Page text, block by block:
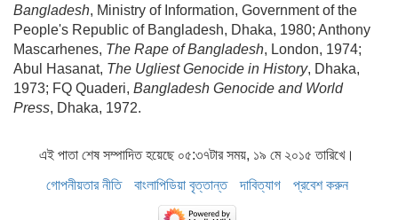
Bangladesh, Ministry of Information, Government of the
People's Republic of Bangladesh, Dhaka, 1980; Anthony
Mascarhenes, The Rape of Bangladesh, London, 1974;
Abul Hasanat, The Ugliest Genocide in History, Dhaka,
1973; FQ Quaderi, Bangladesh Genocide and World
Press, Dhaka, 1972.
এই পাতা শেষ সম্পাদিত হয়েছে ০৫:৩৭টার সময়, ১৯ মে ২০১৫ তারিখে।
গোপনীয়তার নীতি
বাংলাপিডিয়া বৃত্তান্ত দাবিত্যাগ প্রবেশ করুন